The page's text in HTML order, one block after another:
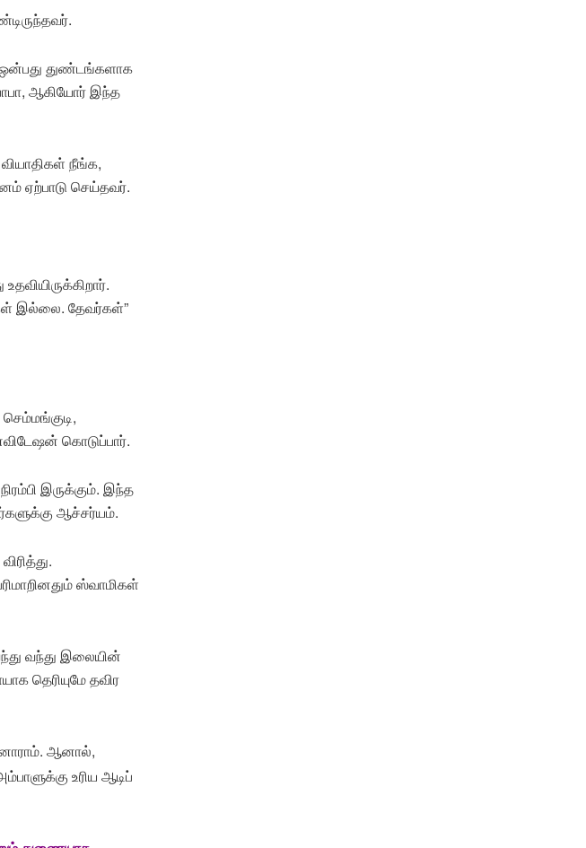
துண்டங்களாக
ஆகியோர் இந்த
நீங்க,
ஏற்பாடு செய்தவர்.
இல்லை. தேவர்கள்”
கொடுப்பார்.
இருக்கும். இந்த
ஆச்சர்யம்.
ஸ்வாமிகள்
வந்து இலையின்
தெரியுமே தவிர
ஆனால்,
உரிய ஆடிப்